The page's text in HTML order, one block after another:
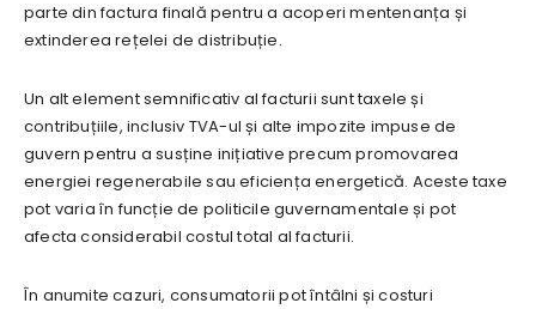
parte din factura finală pentru a acoperi mentenanța și
extinderea rețelei de distribuție.
Un alt element semnificativ al facturii sunt taxele și
contribuțiile, inclusiv TVA-ul și alte impozite impuse de
guvern pentru a susține inițiative precum promovarea
energiei regenerabile sau eficiența energetică. Aceste taxe
pot varia în funcție de politicile guvernamentale și pot
afecta considerabil costul total al facturii.
În anumite cazuri, consumatorii pot întâlni și costuri